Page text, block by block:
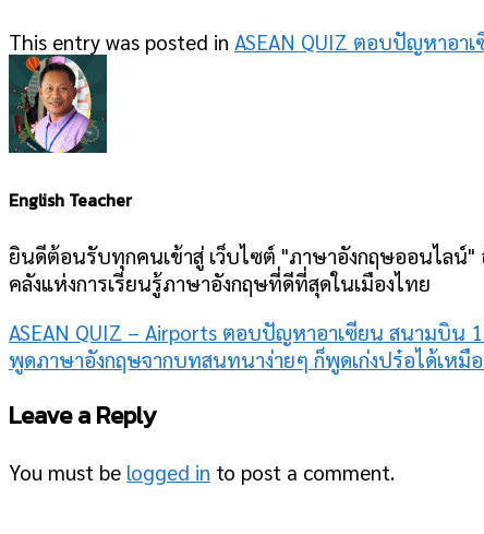
This entry was posted in ASEAN QUIZ ตอบปัญหาอา
English Teacher
ยินดีต้อนรับทุกคนเข้าสู่ เว็บไซต์ "ภาษาอังกฤษออนไลน์"
คลังแห่งการเรียนรู้ภาษาอังกฤษที่ดีที่สุดในเมืองไทย
ASEAN QUIZ – Airports ตอบปัญหาอาเซียน สนามบิน
พูดภาษาอังกฤษจากบทสนทนาง่ายๆ ก็พูดเก่งปร๋อได้เหมื
Leave a Reply
You must be logged in to post a comment.